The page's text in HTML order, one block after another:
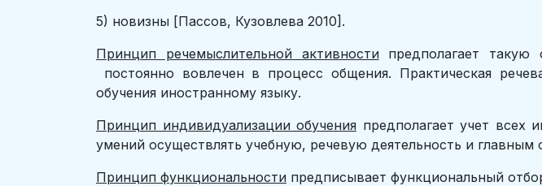
5) новизны [Пассов, Кузовлева 2010].
Принцип речемыслительной активностипредполагает такую
постоянно вовлечен в процесс общения. Практическая
обучения иностранному языку.
Принцип индивидуализации обучения предполагает учет всех
умений осуществлять учебную, речевую деятельность и главным
Принцип функциональности предписывает функциональный